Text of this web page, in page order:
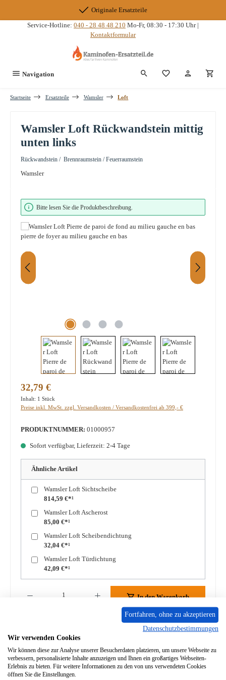
Originale Ersatzteile
Service-Hotline: 040 - 28 48 48 210 Mo-Fr, 08:30 - 17:30 Uhr |
Kontaktformular
Navigation Du hast 0
Startseite Ersatzteile Wamsler Loft
Wamsler Loft Rückwandstein mittig
unten links
Rückwandstein / Brennraumstein / Feuerraumstein
Wamsler
Bildergalerie überspringen
Bitte lesen Sie die Produktbeschreibung.
Regulärer Preis:
32,79 €
Inhalt: 1 Stück
Preise inkl. MwSt. zzgl. Versandkosten / Versandkostenfrei ab 399,- €
PRODUKTNUMMER: 01000957
Sofort verfügbar, Lieferzeit: 2-4 Tage
Ähnliche Artikel
Wamsler Loft Sichtscheibe
814,59 €*¹
Wamsler Loft Ascherost
85,00 €*¹
Wamsler Loft Scheibendichtung
32,04 €*¹
Wamsler Loft Türdichtung
42,09 €*¹
In den Warenkorb
Frage zum Produkt
Fortfahren, ohne zu akzeptieren
Datenschutzbestimmungen
Wir verwenden Cookies
Wir können diese zur Analyse unserer Besucherdaten platzieren, um unsere Webseite zu
verbessern, personalisierte Inhalte anzuzeigen und Ihnen ein großartiges Webseiten-
Erlebnis zu bieten. Für weitere Informationen zu den von uns verwendeten Cookies
öffnen Sie die Einstellungen.